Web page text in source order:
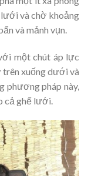
lưới và chờ khoảng
và mảnh vụn.
một chút áp lực
trên xuống dưới và
phương pháp này,
cả ghế lưới.